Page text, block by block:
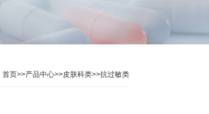
首页>>产品中心>>皮肤科类>>抗过敏类